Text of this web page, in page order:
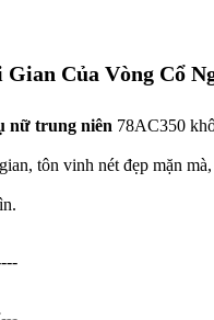
Của Vòng Cổ
nữ trung niên 78AC350
tôn vinh nét đẹp mặn